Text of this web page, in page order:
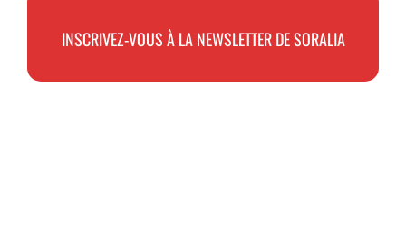
INSCRIVEZ-VOUS À LA NEWSLETTER DE SORALIA